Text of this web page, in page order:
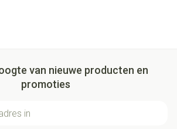
van nieuwe producten en
promoties